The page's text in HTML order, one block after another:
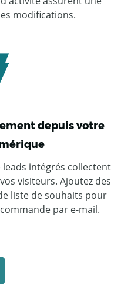
modifications.
depuis votre
intégrés collectent
visiteurs. Ajoutez des
liste de souhaits pour
par e-mail.